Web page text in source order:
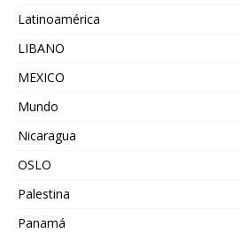
Latinoamérica
LIBANO
MEXICO
Mundo
Nicaragua
OSLO
Palestina
Panamá